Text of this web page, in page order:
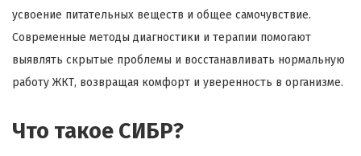
усвоение питательных веществ и общее самочувствие.
Современные методы диагностики и терапии помогают
выявлять скрытые проблемы и восстанавливать нормальную
работу ЖКТ, возвращая комфорт и уверенность в организме.
Что такое СИБР?